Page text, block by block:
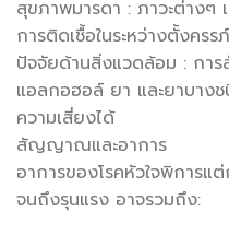
สุขภาพมารดา : ภาวะต่างๆ
การติดเชื้อในระหว่างตั้งคร
ปัจจัยด้านสิ่งแวดล้อม : การ
แอลกอฮอล์ ยา และยาบางช
ความเสี่ยงได้
สัญญาณและอาการ
อาการของโรคหัวใจพิการแ
จนถึงรุนแรง อาจรวมถึง: